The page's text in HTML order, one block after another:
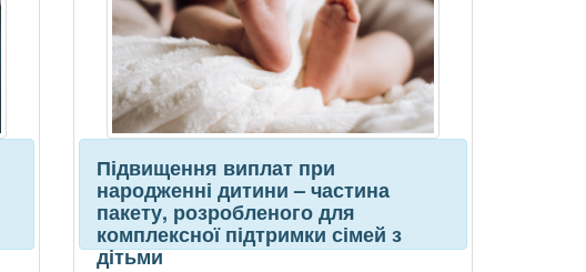
Підвищення виплат при
народженні дитини – частина
пакету, розробленого для
комплексної підтримки сімей з
дітьми